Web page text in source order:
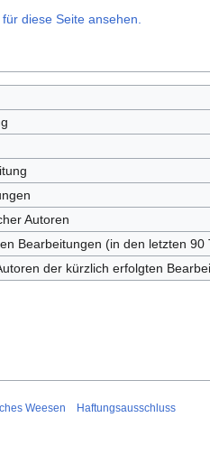
diese Seite ansehen.
Autoren
Bearbeitungen (in den letzten 90
der kürzlich erfolgten
Weesen Haftungsausschluss